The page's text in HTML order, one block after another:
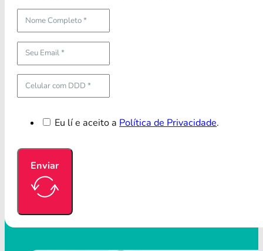
Eu lí e aceito a Política de Privacidade.
Enviar